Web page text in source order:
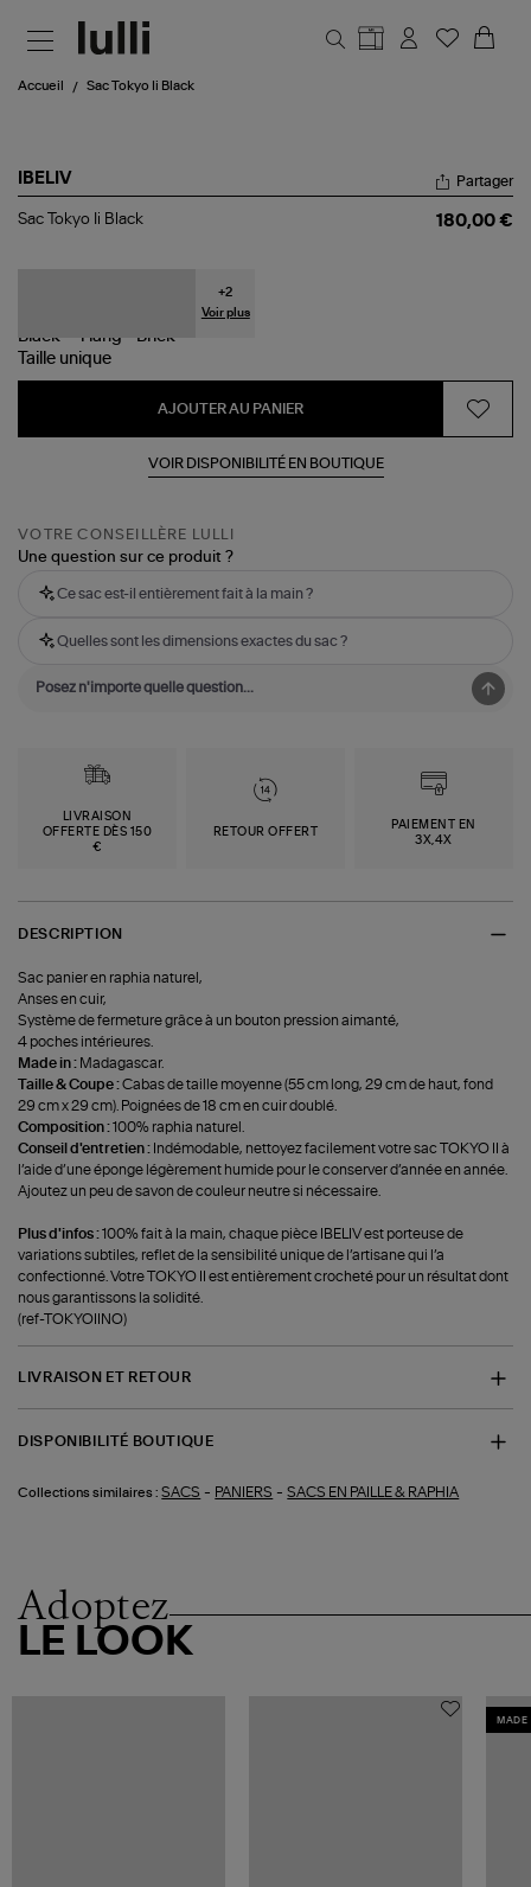
Accueil Sac Tokyo Ii Black
IBELIV
Sac
Partager
Sac Tokyo Ii Black 180,00 €
+2
Voir plus
Taille unique
AJOUTER AU PANIER
VOIR DISPONIBILITÉ EN BOUTIQUE
VOTRE CONSEILLÈRE LULLI
Une question sur ce produit ?
Ce sac est-il entièrement fait à la main ?
Quelles sont les dimensions exactes du sac ?
LIVRAISON
OFFERTE DÈS 150
€
RETOUR OFFERT
PAIEMENT EN
3X,4X
DESCRIPTION
Sac panier en raphia naturel,
Anses en cuir,
Système de fermeture grâce à un bouton pression aimanté,
4 poches intérieures.
Made in : Madagascar.
Taille & Coupe :Cabas de taille moyenne (55 cm long, 29 cm de haut, fond
29 cm x 29 cm). Poignées de 18 cm en cuir doublé.
Composition :100% raphia naturel.
Conseil d'entretien : Indémodable, nettoyez facilement votre sac TOKYO II à
l’aide d’une éponge légèrement humide pour le conserver d’année en année.
Ajoutez un peu de savon de couleur neutre si nécessaire.
Plus d'infos :100% fait à la main, chaque pièce IBELIV est porteuse de
variations subtiles, reflet de la sensibilité unique de l’artisane qui l’a
confectionné. Votre TOKYO II est entièrement crocheté pour un résultat dont
nous garantissons la solidité.
(ref-TOKYOIINO)
LIVRAISON ET RETOUR
DISPONIBILITÉ BOUTIQUE
Collections similaires : SACS - PANIERS -SACS EN PAILLE & RAPHIA
Adoptez
LE LOOK
MADE